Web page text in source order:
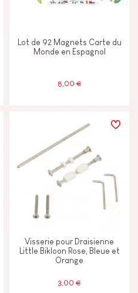
Lot de 92 Magnets Carte du
Monde en Espagnol
8,00 €
Visserie pour Draisienne
Little Bikloon Rose, Bleue et
Orange
3,00 €